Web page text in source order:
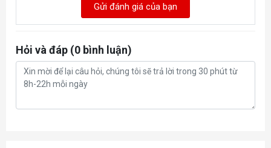
Gửi đánh giá của bạn
Hỏi và đáp (0 bình luận)